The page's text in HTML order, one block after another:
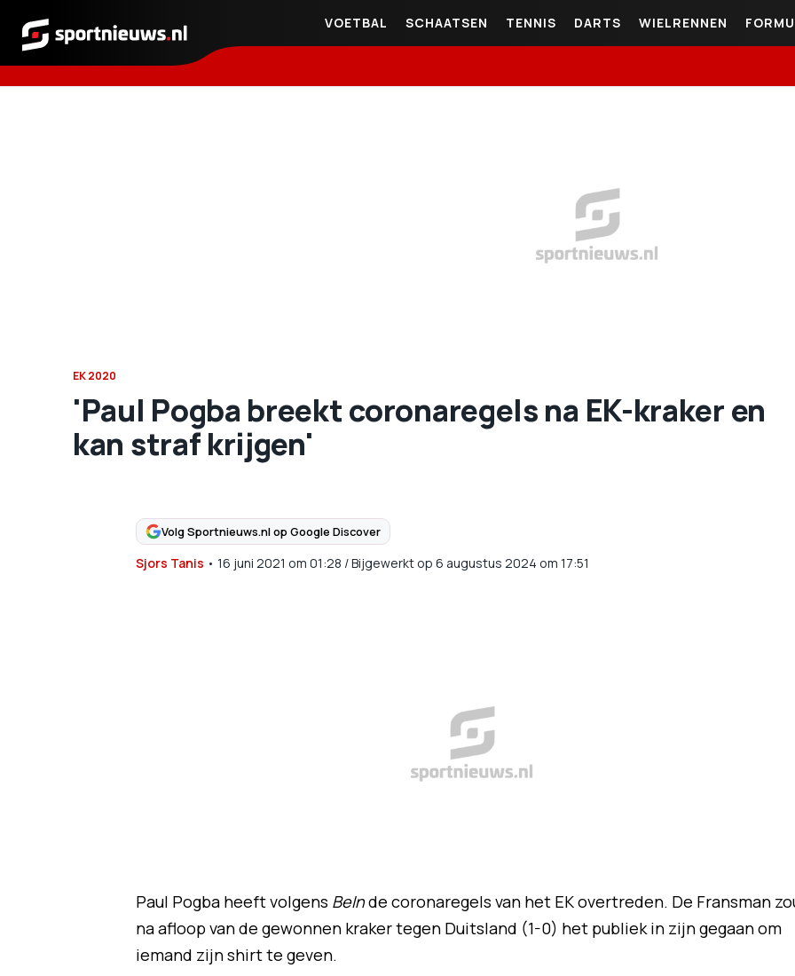
Sportnieuws.nl
VOETBAL SCHAATSEN TENNIS DARTS WIELRENNEN
EK 2020
'Paul Pogba breekt coronaregels na EK-kraker en
kan straf krijgen'
Volg Sportnieuws.nl op Google Discover
Sjors Tanis • 16 juni 2021 om 01:28 /Bijgewerkt op 6 augustus 2024 om 17:51
Paul Pogba heeft volgens BeInde coronaregels van het EK overtreden. De Fransman
na afloop van de gewonnen kraker tegen Duitsland (1-0) het publiek in zijn gegaan om
iemand zijn shirt te geven.